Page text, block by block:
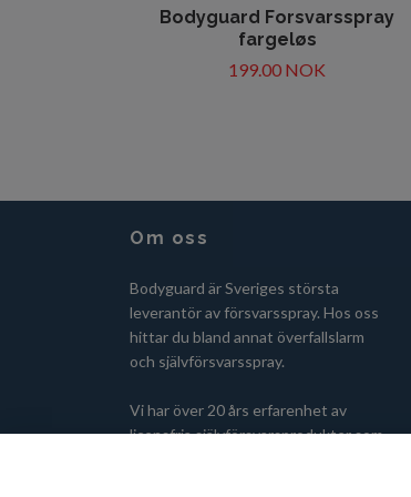
Bodyguard Forsvarsspray
fargeløs
199.00 NOK
Om oss
Bodyguard är Sveriges största
leverantör av försvarsspray. Hos oss
hittar du bland annat överfallslarm
och självförsvarsspray.
Vi har över 20 års erfarenhet av
licensfria självförsvarsprodukter som